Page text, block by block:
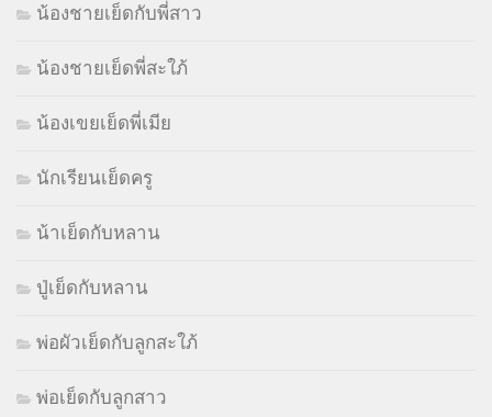
น้องชายเย็ดกับพี่สาว
น้องชายเย็ดพี่สะใภ้
น้องเขยเย็ดพี่เมีย
นักเรียนเย็ดครู
น้าเย็ดกับหลาน
ปู่เย็ดกับหลาน
พ่อผัวเย็ดกับลูกสะใภ้
พ่อเย็ดกับลูกสาว